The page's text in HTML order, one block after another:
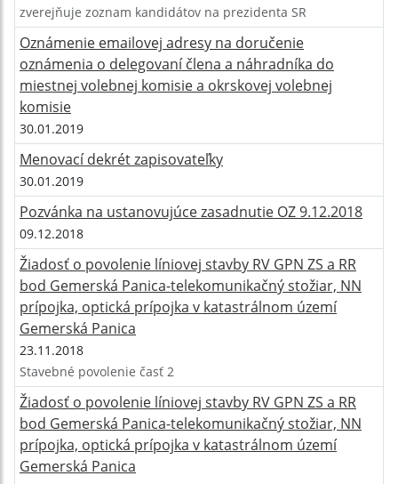
zverejňuje zoznam kandidátov na prezidenta SR
Oznámenie emailovej adresy na doručenie
oznámenia o delegovaní člena a náhradníka do
miestnej volebnej komisie a okrskovej volebnej
komisie
30.01.2019
Menovací dekrét zapisovateľky
30.01.2019
Pozvánka na ustanovujúce zasadnutie OZ 9.12.2018
09.12.2018
Žiadosť o povolenie líniovej stavby RV GPN ZS a RR
bod Gemerská Panica-telekomunikačný stožiar, NN
prípojka, optická prípojka v katastrálnom území
Gemerská Panica
23.11.2018
Stavebné povolenie časť 2
Žiadosť o povolenie líniovej stavby RV GPN ZS a RR
bod Gemerská Panica-telekomunikačný stožiar, NN
prípojka, optická prípojka v katastrálnom území
Gemerská Panica